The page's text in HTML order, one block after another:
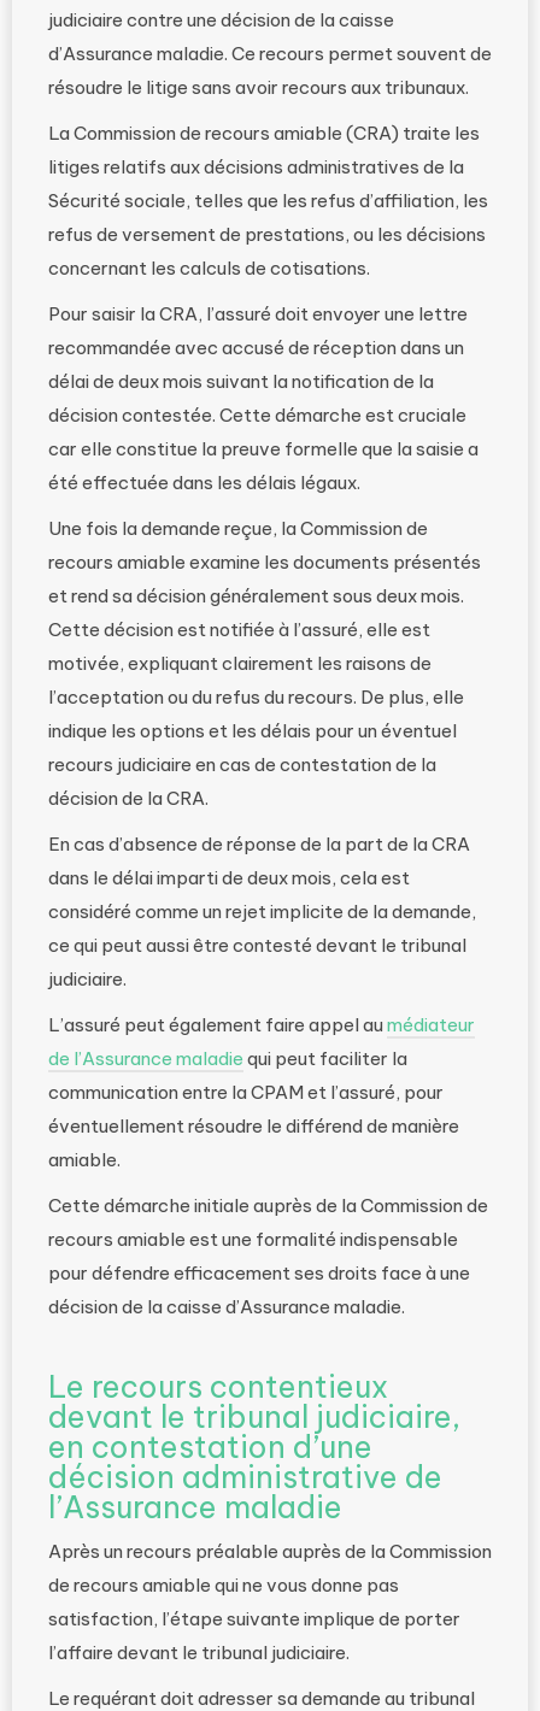
judiciaire contre une décision de la caisse
d’Assurance maladie. Ce recours permet souvent de
résoudre le litige sans avoir recours aux tribunaux.
La Commission de recours amiable (CRA) traite les
litiges relatifs aux décisions administratives de la
Sécurité sociale, telles que les refus d’affiliation, les
refus de versement de prestations, ou les décisions
concernant les calculs de cotisations.
Pour saisir la CRA, l’assuré doit envoyer une lettre
recommandée avec accusé de réception dans un
délai de deux mois suivant la notification de la
décision contestée. Cette démarche est cruciale
car elle constitue la preuve formelle que la saisie a
été effectuée dans les délais légaux.
Une fois la demande reçue, la Commission de
recours amiable examine les documents présentés
et rend sa décision généralement sous deux mois.
Cette décision est notifiée à l’assuré, elle est
motivée, expliquant clairement les raisons de
l’acceptation ou du refus du recours. De plus, elle
indique les options et les délais pour un éventuel
recours judiciaire en cas de contestation de la
décision de la CRA.
En cas d’absence de réponse de la part de la CRA
dans le délai imparti de deux mois, cela est
considéré comme un rejet implicite de la demande,
ce qui peut aussi être contesté devant le tribunal
judiciaire.
L’assuré peut également faire appel au médiateur
de l’Assurance maladie qui peut faciliter la
communication entre la CPAM et l’assuré, pour
éventuellement résoudre le différend de manière
amiable.
Cette démarche initiale auprès de la Commission de
recours amiable est une formalité indispensable
pour défendre efficacement ses droits face à une
décision de la caisse d’Assurance maladie.
Le recours contentieux
devant le tribunal judiciaire,
en contestation d’une
décision administrative de
l’Assurance maladie
Après un recours préalable auprès de la Commission
de recours amiable qui ne vous donne pas
satisfaction, l’étape suivante implique de porter
l’affaire devant le tribunal judiciaire.
Le requérant doit adresser sa demande au tribunal